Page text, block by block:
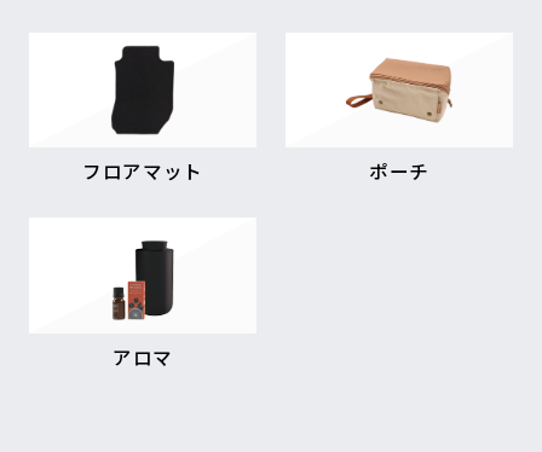
フロアマット ポーチ
アロマ